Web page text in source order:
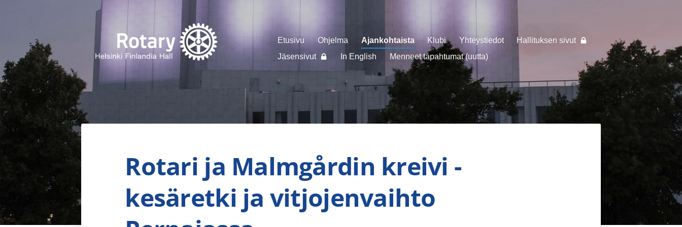
Finlandia Hall Rotaryklubi ry Etusivu Ohjelma Ajankohtaista Klubi Yhteystiedot
Hallituksen sivut
Jäsensivut
In English Menneet tapahtumat (uutta)
Rotari ja Malmgårdin kreivi -
kesäretki ja vitjojenvaihto